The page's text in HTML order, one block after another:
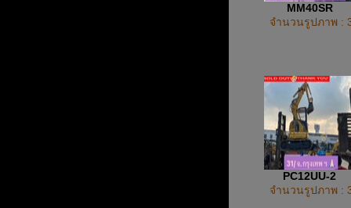
MM40SR
จำนวนรูปภาพ :
PC12UU-2
จำนวนรูปภาพ :